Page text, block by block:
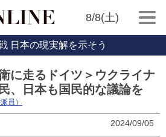
8/8(土)
日本の現実解を示そう
に走るドイツ＞ウクライナ
、日本も国民的な議論を
員）
2024/09/05